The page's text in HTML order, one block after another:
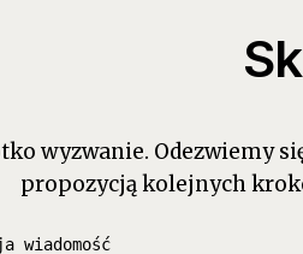
wyzwanie. Odezwiemy
propozycją kolejnych